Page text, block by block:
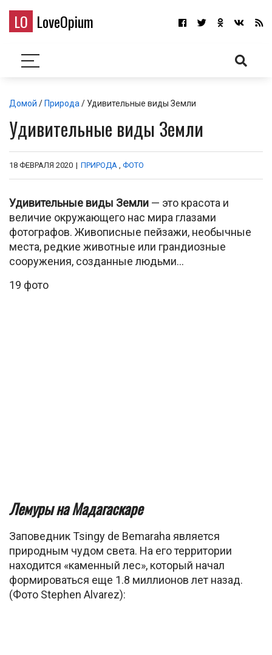
LO LoveOpium
Домой / Природа / Удивительные виды Земли
Удивительные виды Земли
18 ФЕВРАЛЯ 2020 | ПРИРОДА , ФОТО
Удивительные виды Земли — это красота и
величие окружающего нас мира глазами
фотографов. Живописные пейзажи, необычные
места, редкие животные или грандиозные
сооружения, созданные людьми…
19 фото
Лемуры на Мадагаскаре
Заповедник Tsingy de Bemaraha является
природным чудом света. На его территории
находится «каменный лес», который начал
формироваться еще 1.8 миллионов лет назад.
(Фото Stephen Alvarez):